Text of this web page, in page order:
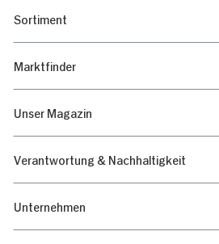
Sortiment
Marktfinder
Unser Magazin
Verantwortung & Nachhaltigkeit
Unternehmen